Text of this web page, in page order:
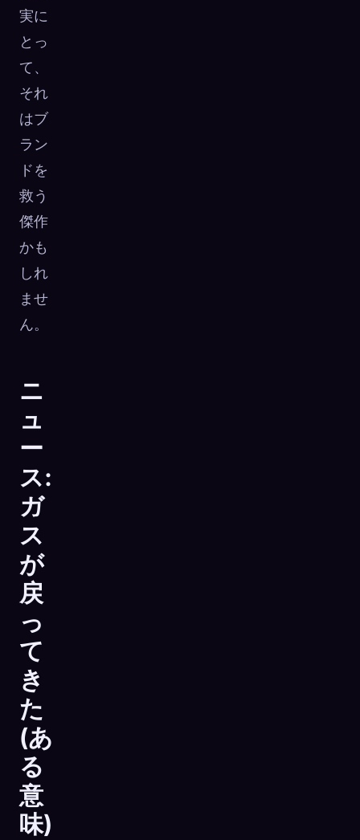
実に
とっ
て、
それ
はブ
ラン
ドを
救う
傑作
かも
しれ
ませ
ん。
ニ
ュ
ー
ス:
ガ
ス
が
戻
っ
て
き
た
(あ
る
意
味)